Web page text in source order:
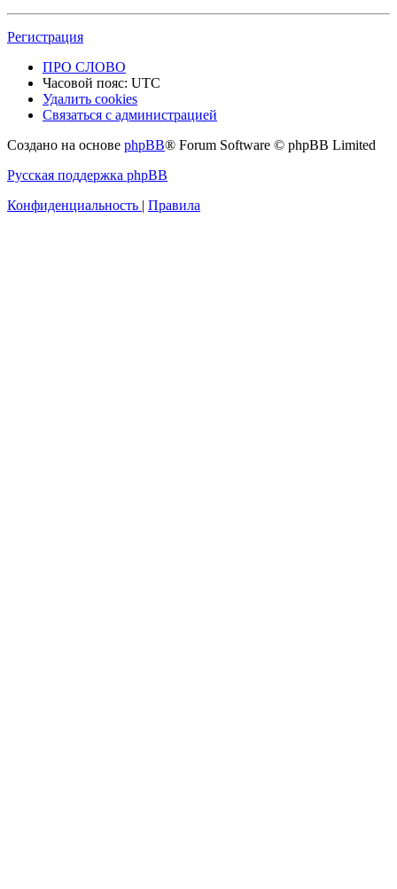
Регистрация
ПРО СЛОВО
Часовой пояс: UTC
Удалить cookies
Связаться с администрацией
Создано на основе phpBB® Forum Software © phpBB Limited
Русская поддержка phpBB
Конфиденциальность | Правила